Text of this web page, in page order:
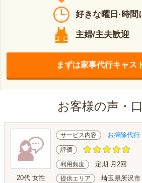
好きな曜日·時間
主婦/主夫歓迎
まずは家事代行キャス
お客様の声・
20代 女性
サービス内容 お掃除代行
評価
利用頻度 定期 月2回
提供エリア 埼玉県所沢市